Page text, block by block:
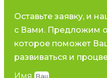
Оставьте заявку, и
с Вами. Предложим
которое поможет
развиваться и
Имя